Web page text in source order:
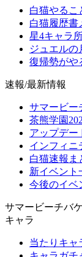
白猫やるこ
白猫履歴書
星4キャラ
ジュエルの
復帰勢がや
速報/最新情報
サマービー
茶熊学園
アップデー
インフィニ
白猫速報ま
新イベント
今後のイベ
サマービーチバ
キャラ
当たりキャ